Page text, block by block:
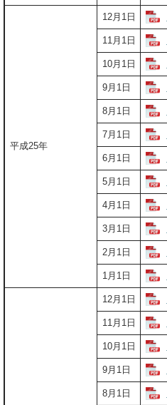
平成25年
12月1日
11月1日
10月1日
9月1日
8月1日
7月1日
6月1日
5月1日
4月1日
3月1日
2月1日
1月1日
12月1日
11月1日
10月1日
9月1日
8月1日